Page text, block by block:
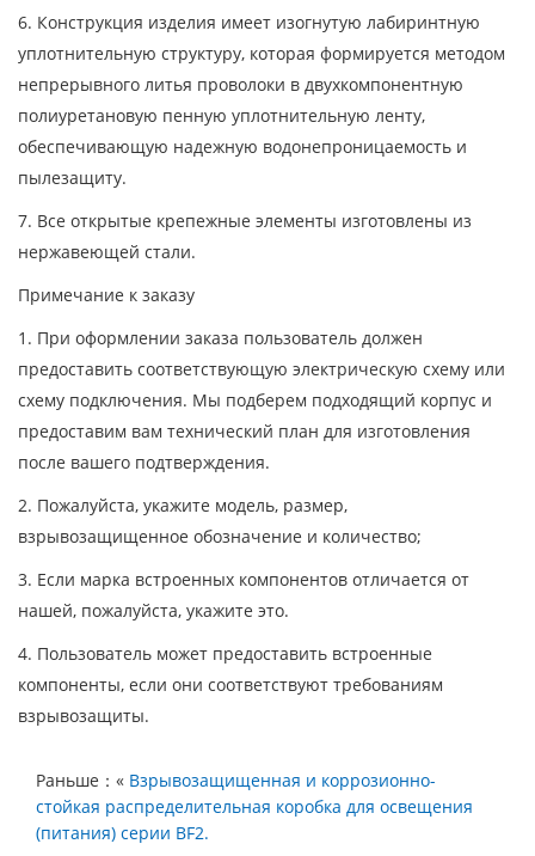
6. Конструкция изделия имеет изогнутую лабиринтную
уплотнительную структуру, которая формируется методом
непрерывного литья проволоки в двухкомпонентную
полиуретановую пенную уплотнительную ленту,
обеспечивающую надежную водонепроницаемость и
пылезащиту.
7. Все открытые крепежные элементы изготовлены из
нержавеющей стали.
Примечание к заказу
1. При оформлении заказа пользователь должен
предоставить соответствующую электрическую схему или
схему подключения. Мы подберем подходящий корпус и
предоставим вам технический план для изготовления
после вашего подтверждения.
2. Пожалуйста, укажите модель, размер,
взрывозащищенное обозначение и количество;
3. Если марка встроенных компонентов отличается от
нашей, пожалуйста, укажите это.
4. Пользователь может предоставить встроенные
компоненты, если они соответствуют требованиям
взрывозащиты.
Раньше：« Взрывозащищенная и коррозионно-
стойкая распределительная коробка для освещения
(питания) серии BF2.